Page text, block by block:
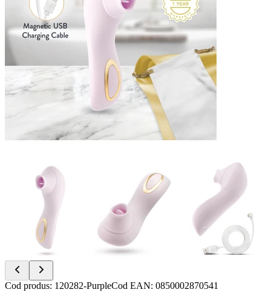
Item
Cod produs: 120282-PurpleCod EAN: 0850002870541